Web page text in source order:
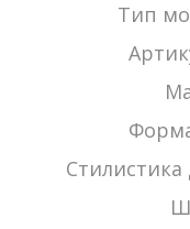
Тип
Стилистика